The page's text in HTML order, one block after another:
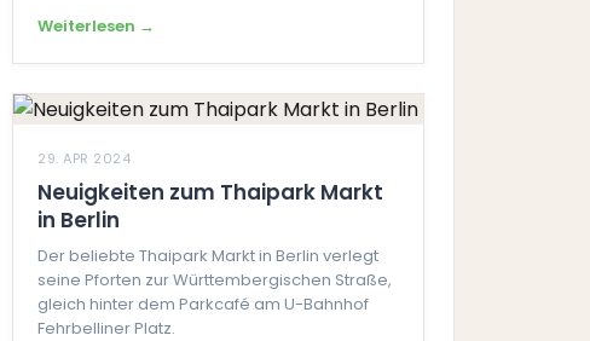
Weiterlesen →
29. APR 2024
Neuigkeiten zum Thaipark Markt
in Berlin
Der beliebte Thaipark Markt in Berlin verlegt
seine Pforten zur Württembergischen Straße,
gleich hinter dem Parkcafé am U-Bahnhof
Fehrbelliner Platz.